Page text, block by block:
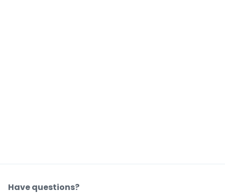
Have questions?